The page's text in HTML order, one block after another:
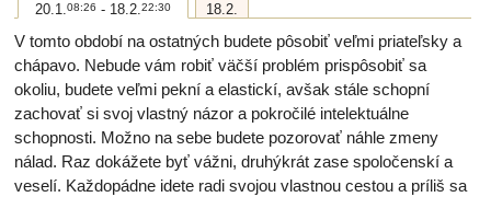
20.1.08:26 - 18.2.22:30 18.2.
V tomto období na ostatných budete pôsobiť veľmi priateľsky a
chápavo. Nebude vám robiť väčší problém prispôsobiť sa
okoliu, budete veľmi pekní a elastickí, avšak stále schopní
zachovať si svoj vlastný názor a pokročilé intelektuálne
schopnosti. Možno na sebe budete pozorovať náhle zmeny
nálad. Raz dokážete byť vážni, druhýkrát zase spoločenskí a
veselí. Každopádne idete radi svojou vlastnou cestou a príliš sa